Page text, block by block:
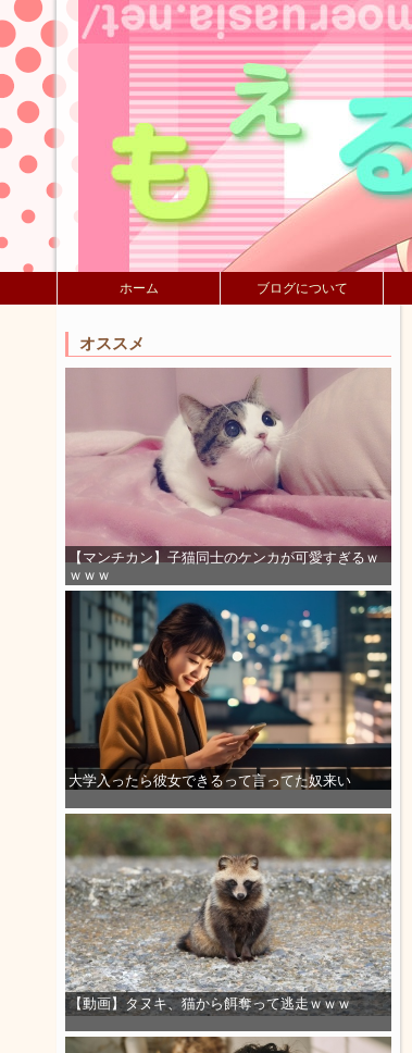
ホーム ブログについて
オススメ
【マンチカン】子猫同士のケンカが可愛すぎるｗ
ｗｗｗ
大学入ったら彼女できるって言ってた奴来い
【動画】タヌキ、猫から餌奪って逃走ｗｗｗ